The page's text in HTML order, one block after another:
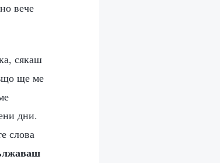
вече
сякаш
ще ме
дни.
слова